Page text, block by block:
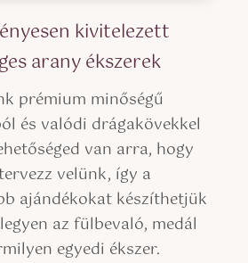
kivitelezett
arany ékszerek
prémium minőségű
és valódi drágakövekkel
van arra, hogy
velünk, így a
ajándékokat készíthetjük
az fülbevaló, medál
egyedi ékszer.